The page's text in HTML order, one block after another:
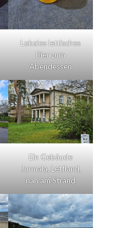
Lokales lettisches
Bier zum
Abendessen
Ein Gebäude
Jurmala, Lettland,
nah am Strand